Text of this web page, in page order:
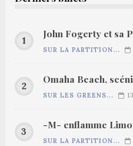
John Fogerty et sa
SUR LA PARTITION...
Omaha Beach,
SUR LES GREENS...
-M- enflamme
SUR LA PARTITION...